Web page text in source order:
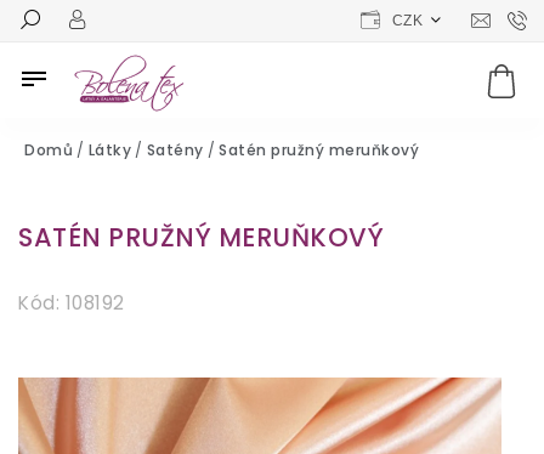
CZK
Domů / Látky / Satény / Satén pružný meruňkový
SATÉN PRUŽNÝ MERUŇKOVÝ
Kód: 108192